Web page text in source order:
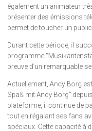
également un animateur
présenter des émissions
permet de toucher un
Durant cette période, il
programme
preuve d’un remarquable
Actuellement, Andy Borg
Spaß mit Andy Borg”
plateforme, il continue de
tout en régalant ses fans
spéciaux. Cette capacité à